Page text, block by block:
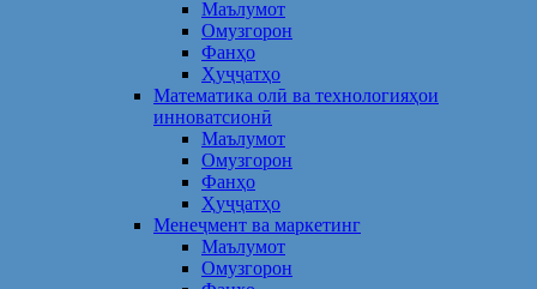
Маълумот
Омузгорон
Фанҳо
Ҳуҷҷатҳо
Математика олӣ ва технологияҳои
инноватсионӣ
Маълумот
Омузгорон
Фанҳо
Ҳуҷҷатҳо
Менеҷмент ва маркетинг
Маълумот
Омузгорон